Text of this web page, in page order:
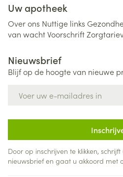
Uw apotheek
Over ons Nuttige links
van wachtVoorschrift
Nieuwsbrief
Blijf op de hoogte van nieuwe
Door op inschrijven te klikken,
nieuwsbrief en gaat u akkoord met